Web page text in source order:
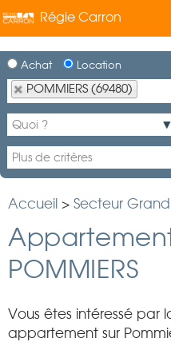
Régie Carron
Achat Location
POMMIERS (69480)
Accueil > Secteur
POMMIERS
Vous êtes intéressé par
appartement sur